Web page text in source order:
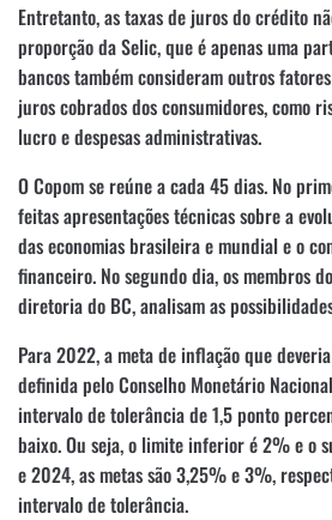
Entretanto, as taxas de juros do crédito
proporção da Selic, que é apenas uma
bancos também consideram outros
juros cobrados dos consumidores, como
lucro e despesas administrativas.
O Copom se reúne a cada 45 dias. No
feitas apresentações técnicas sobre a
das economias brasileira e mundial e o
financeiro. No segundo dia, os membros
diretoria do BC, analisam as
Para 2022, a meta de inflação que
definida pelo Conselho Monetário
intervalo de tolerância de 1,5 ponto
baixo. Ou seja, o limite inferior é 2% e o
e 2024, as metas são 3,25% e 3%,
intervalo de tolerância.